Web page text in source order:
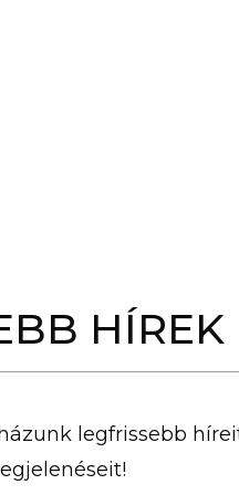
HÍREK
legfrissebb